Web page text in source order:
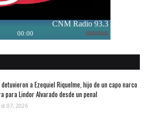
a Ezequiel Riquelme, hijo de un capo narco
para Lindor Alvarado desde un penal
07, 2026